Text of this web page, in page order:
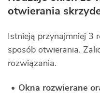
otwierania
Istnieją przynajmniej 3
sposób otwierania.
rozwiązania.
Okna rozwierane